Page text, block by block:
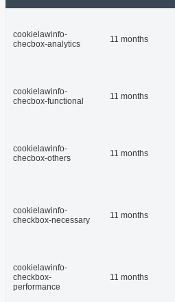
cookielawinfo-
checbox-analytics
11 months
cookielawinfo-
checbox-functional
11 months
cookielawinfo-
checbox-others
11 months
cookielawinfo-
checkbox-necessary
11 months
cookielawinfo-
checkbox-
performance
11 months